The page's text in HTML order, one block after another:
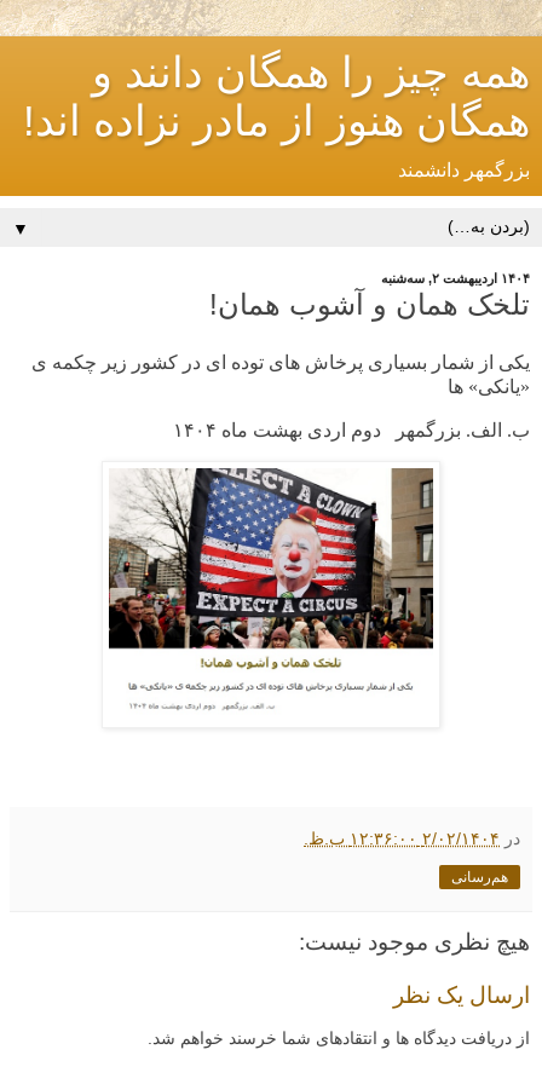
همه چیز را همگان دانند و
همگان هنوز از مادر نزاده اند!
بزرگمهر دانشمند
▼
۱۴۰۴ اردیبهشت ۲, سه‌شنبه
تلخک همان و آشوب همان!
یکی از شمار بسیاری پرخاش های توده ای در کشور زیر چکمه ی
«یانکی» ها
ب. الف. بزرگمهر دوم اردی بهشت ماه ۱۴۰۴
در ۲/۰۲/۱۴۰۴ ۱۲:۳۶:۰۰ ب.ظ.
هم‌رسانی
هیچ نظری موجود نیست:
ارسال یک نظر
از دریافت دیدگاه ها و انتقادهای شما خرسند خواهم شد.